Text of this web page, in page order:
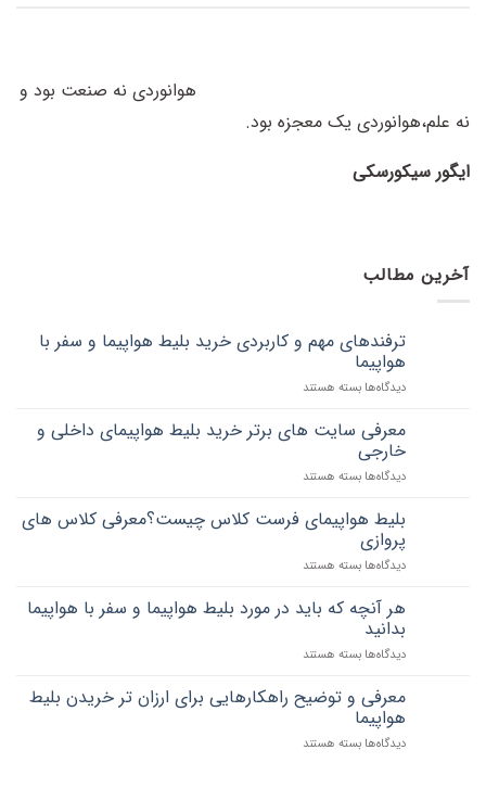
هوانوردی نه صنعت بود و
نه علم،هوانوردی یک معجزه بود.
ایگور سیکورسکی
آخرین مطالب
ترفندهای مهم و کاربردی خرید بلیط هواپیما و سفر با
هواپیما
دیدگاه‌ها برای
و
کاربردی
خرید
هواپیما
سفر
با
بسته هستند
معرفی سایت های برتر خرید بلیط هواپیمای داخلی و
خارجی
دیدگاه‌ها برای
سایت
های
برتر
خرید
هواپیمای
داخلی
خارجی
بسته هستند
بلیط هواپیمای فرست کلاس چیست؟معرفی کلاس های
پروازی
دیدگاه‌ها برای
هواپیمای
فرست
چیست؟
کلاس
های
بسته هستند
هر آنچه که باید در مورد بلیط هواپیما و سفر با هواپیما
بدانید
دیدگاه‌ها برای
که
باید
در
بسته هستند
معرفی و توضیح راهکارهایی برای ارزان تر خریدن بلیط
هواپیما
دیدگاه‌ها برای
بسته هستند